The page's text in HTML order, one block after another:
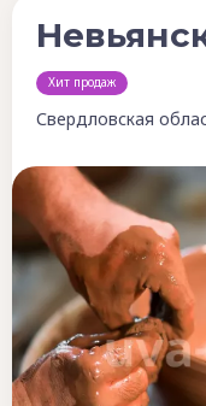
Хит продаж
Свердловская